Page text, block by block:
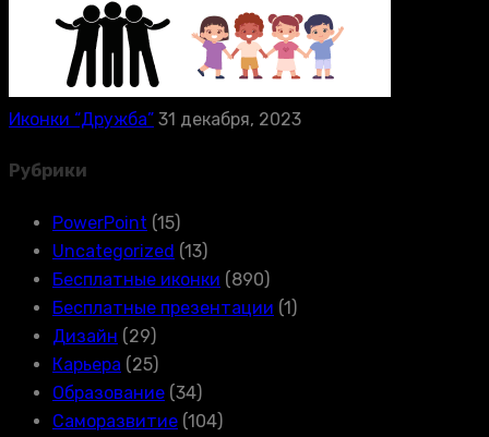
Иконки “Дружба” 31 декабря, 2023
Рубрики
PowerPoint (15)
Uncategorized (13)
Бесплатные иконки (890)
Бесплатные презентации (1)
Дизайн (29)
Карьера (25)
Образование (34)
Саморазвитие (104)